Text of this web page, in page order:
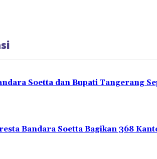
Soetta dan Bupati Tangerang
Bandara Soetta Bagikan 368